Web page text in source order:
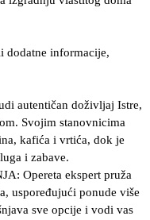
dodatne informacije,
autentičan doživljaj Istre,
Svojim stanovnicima
kafića i vrtića, dok je
i zabave.
Opereta ekspert pruža
uspoređujući ponude više
sve opcije i vodi vas